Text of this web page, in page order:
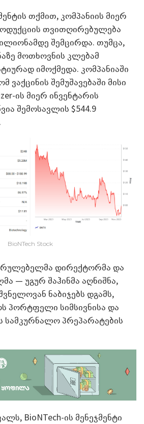
თქმით, კომპანიის მიერ
თვითღირებულება
შემცირდა. თუმცა,
მოთხოვნის კლებამ
იმოქმედა. კომპანიაში
ვაქცინის შემუშავებაში მისი
ის მიერ ინვენტარის
შემოსავლის $544.9
BioNTech Stock
დირექტორმა და
— უგურ შაჰინმა აღნიშნა,
ნაბიჯებს დგამს,
პორტფელი სიმსივნისა და
სამკურნალო პრეპარატების
BioNTech-ის მენეჯმენტი